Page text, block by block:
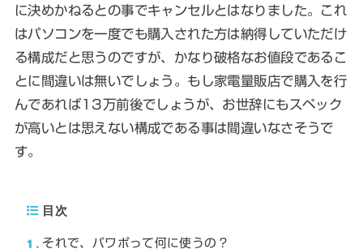
に決めかねるとの事でキャンセルとはなりました。これ
はパソコンを一度でも購入された方は納得していただけ
る構成だと思うのですが、かなり破格なお値段であるこ
とに間違いは無いでしょう。もし家電量販店で購入を行
んであれば13万前後でしょうが、お世辞にもスペック
が高いとは思えない構成である事は間違いなさそうで
す。
目次
1 それで、パワポって何に使うの？